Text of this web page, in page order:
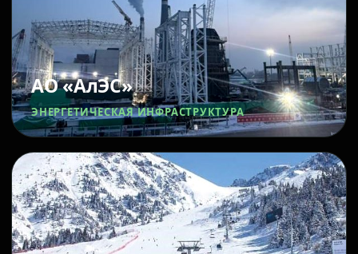
АО «АлЭС»
ЭНЕРГЕТИЧЕСКАЯ ИНФРАСТРУКТУРА